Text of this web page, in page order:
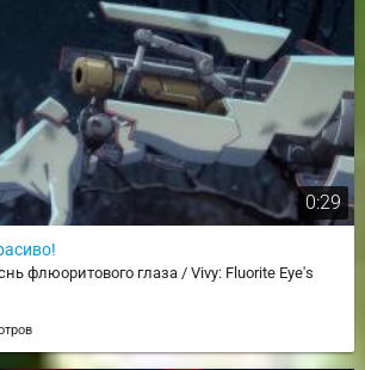
0:29
флюоритового глаза / Vivy: Fluorite Eye's